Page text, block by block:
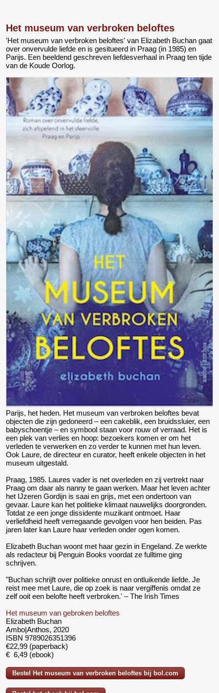
Het museum van verbroken beloftes
'Het museum van verbroken beloftes' van Elizabeth Buchan gaat
over onvervulde liefde en is gesitueerd in Praag (in 1985) en
Parijs. Een beeldend geschreven liefdesverhaal in Praag ten tijde
van de Koude Oorlog.
Parijs, het heden. Het museum van verbroken beloftes bevat
objecten die zijn gedoneerd – een cakeblik, een bruidssluier, een
babyschoentje – en symbool staan voor rouw of verraad. Het is
een plek van verlies en hoop: bezoekers komen er om het
verleden te verwerken en zo verder te kunnen met hun leven.
Ook Laure, de directeur en curator, heeft enkele objecten in het
museum uitgestald.
Praag, 1985. Laures vader is net overleden en zij vertrekt naar
Praag om daar als nanny te gaan werken. Maar het leven achter
het IJzeren Gordijn is saai en grijs, met een ondertoon van
gevaar. Laure kan het politieke klimaat nauwelijks doorgronden.
Totdat ze een jonge dissidente muzikant ontmoet. Haar
verliefdheid heeft verregaande gevolgen voor hen beiden. Pas
jaren later kan Laure haar verleden onder ogen komen.
Elizabeth Buchan woont met haar gezin in Engeland. Ze werkte
als redacteur bij Penguin Books voordat ze fulltime ging
schrijven.
"Buchan schrijft over politieke onrust en ontluikende liefde. Je
reist mee met Laure, die op zoek is naar vergiffenis omdat ze
zelf ooit een belofte heeft verbroken.' – The Irish Times
Het museum van gebroken beloftes
Elizabeth Buchan
Ambo|Anthos, 2020
ISBN 9789026351396
€22,99 (paperback)
€ 6,49 (ebook)
Bestel Het museum van verbroken beloftes bij bol.com